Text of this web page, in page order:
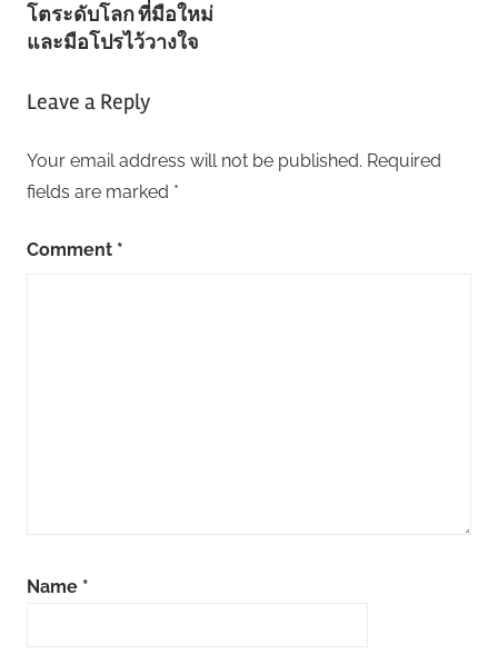
โตระดับโลก ที่มือใหม่
และมือโปรไว้วางใจ
Leave a Reply
Your email address will not be published. Required
fields are marked *
Comment *
Name *